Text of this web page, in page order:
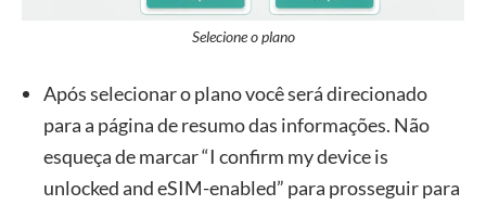
Selecione o plano
Após selecionar o plano você será direcionado
para a página de resumo das informações. Não
esqueça de marcar “I confirm my device is
unlocked and eSIM-enabled” para prosseguir para